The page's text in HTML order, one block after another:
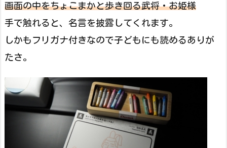
画面の中をちょこまかと歩き回る武将・お姫様
手で触れると、名言を披露してくれます。
しかもフリガナ付きなので子どもにも読めるありが
たさ。